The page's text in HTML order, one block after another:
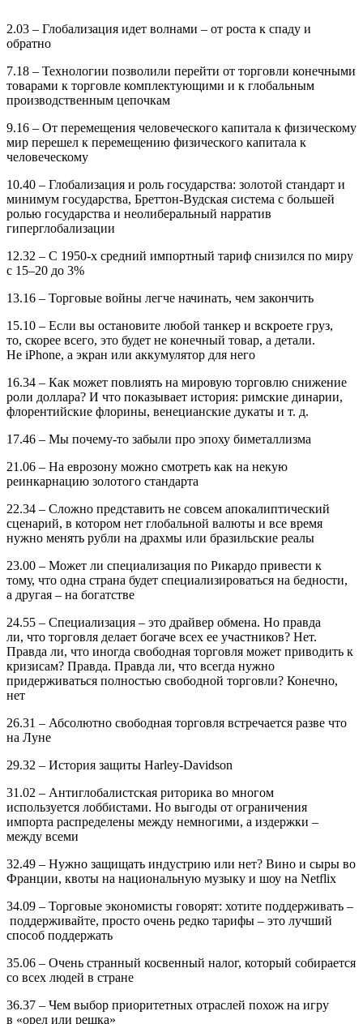
2.03 – Глобализация идет волнами – от роста к спаду и
обратно
7.18 – Технологии позволили перейти от торговли конечными
товарами к торговле комплектующими и к глобальным
производственным цепочкам
9.16 – От перемещения человеческого капитала к физическому
мир перешел к перемещению физического капитала к
человеческому
10.40 – Глобализация и роль государства: золотой стандарт и
минимум государства, Бреттон-Вудская система с большей
ролью государства и неолиберальный нарратив
гиперглобализации
12.32 – С 1950-х средний импортный тариф снизился по миру
с 15–20 до 3%
13.16 – Торговые войны легче начинать, чем закончить
15.10 – Если вы остановите любой танкер и вскроете груз,
то, скорее всего, это будет не конечный товар, а детали.
Не iPhone, а экран или аккумулятор для него
16.34 – Как может повлиять на мировую торговлю снижение
роли доллара? И что показывает история: римские динарии,
флорентийские флорины, венецианские дукаты и т. д.
17.46 – Мы почему-то забыли про эпоху биметаллизма
21.06 – На еврозону можно смотреть как на некую
реинкарнацию золотого стандарта
22.34 – Сложно представить не совсем апокалиптический
сценарий, в котором нет глобальной валюты и все время
нужно менять рубли на драхмы или бразильские реалы
23.00 – Может ли специализация по Рикардо привести к
тому, что одна страна будет специализироваться на бедности,
а другая – на богатстве
24.55 – Специализация – это драйвер обмена. Но правда
ли, что торговля делает богаче всех ее участников? Нет.
Правда ли, что иногда свободная торговля может приводить к
кризисам? Правда. Правда ли, что всегда нужно
придерживаться полностью свободной торговли? Конечно,
нет
26.31 – Абсолютно свободная торговля встречается разве что
на Луне
29.32 – История защиты Harley-Davidson
31.02 – Антиглобалистская риторика во многом
используется лоббистами. Но выгоды от ограничения
импорта распределены между немногими, а издержки –
между всеми
32.49 – Нужно защищать индустрию или нет? Вино и сыры во
Франции, квоты на национальную музыку и шоу на Netflix
34.09 – Торговые экономисты говорят: хотите поддерживать –
поддерживайте, просто очень редко тарифы – это лучший
способ поддержать
35.06 – Очень странный косвенный налог, который собирается
со всех людей в стране
36.37 – Чем выбор приоритетных отраслей похож на игру
в «орел или решка»